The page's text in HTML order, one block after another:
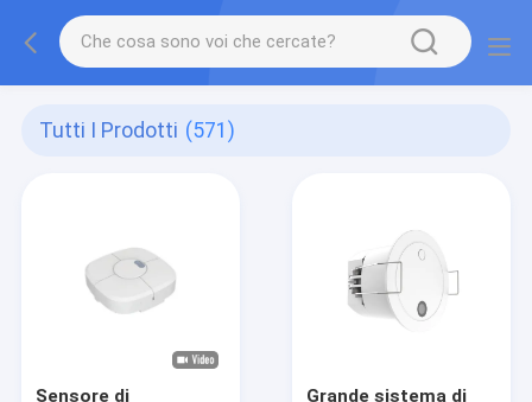
Tutti I Prodotti (571)
Sensore di
Grande sistema di